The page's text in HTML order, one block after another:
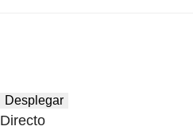
Desplegar
Directo